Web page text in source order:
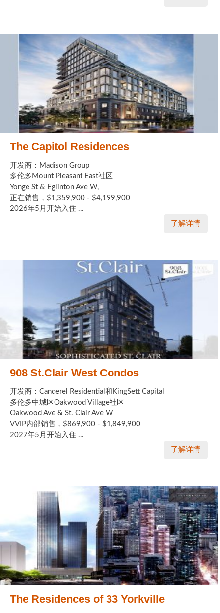
The Capitol Residences
开发商：Madison Group
多伦多Mount Pleasant East社区
Yonge St & Eglinton Ave W,
正在销售，$1,359,900 - $4,199,900
2026年5月开始入住 ...
了解详情
908 St.Clair West Condos
开发商：Canderel Residential和KingSett Capital
多伦多中城区Oakwood Village社区
Oakwood Ave & St. Clair Ave W
VVIP内部销售，$869,900 - $1,849,900
2027年5月开始入住 ...
了解详情
The Residences of 33 Yorkville